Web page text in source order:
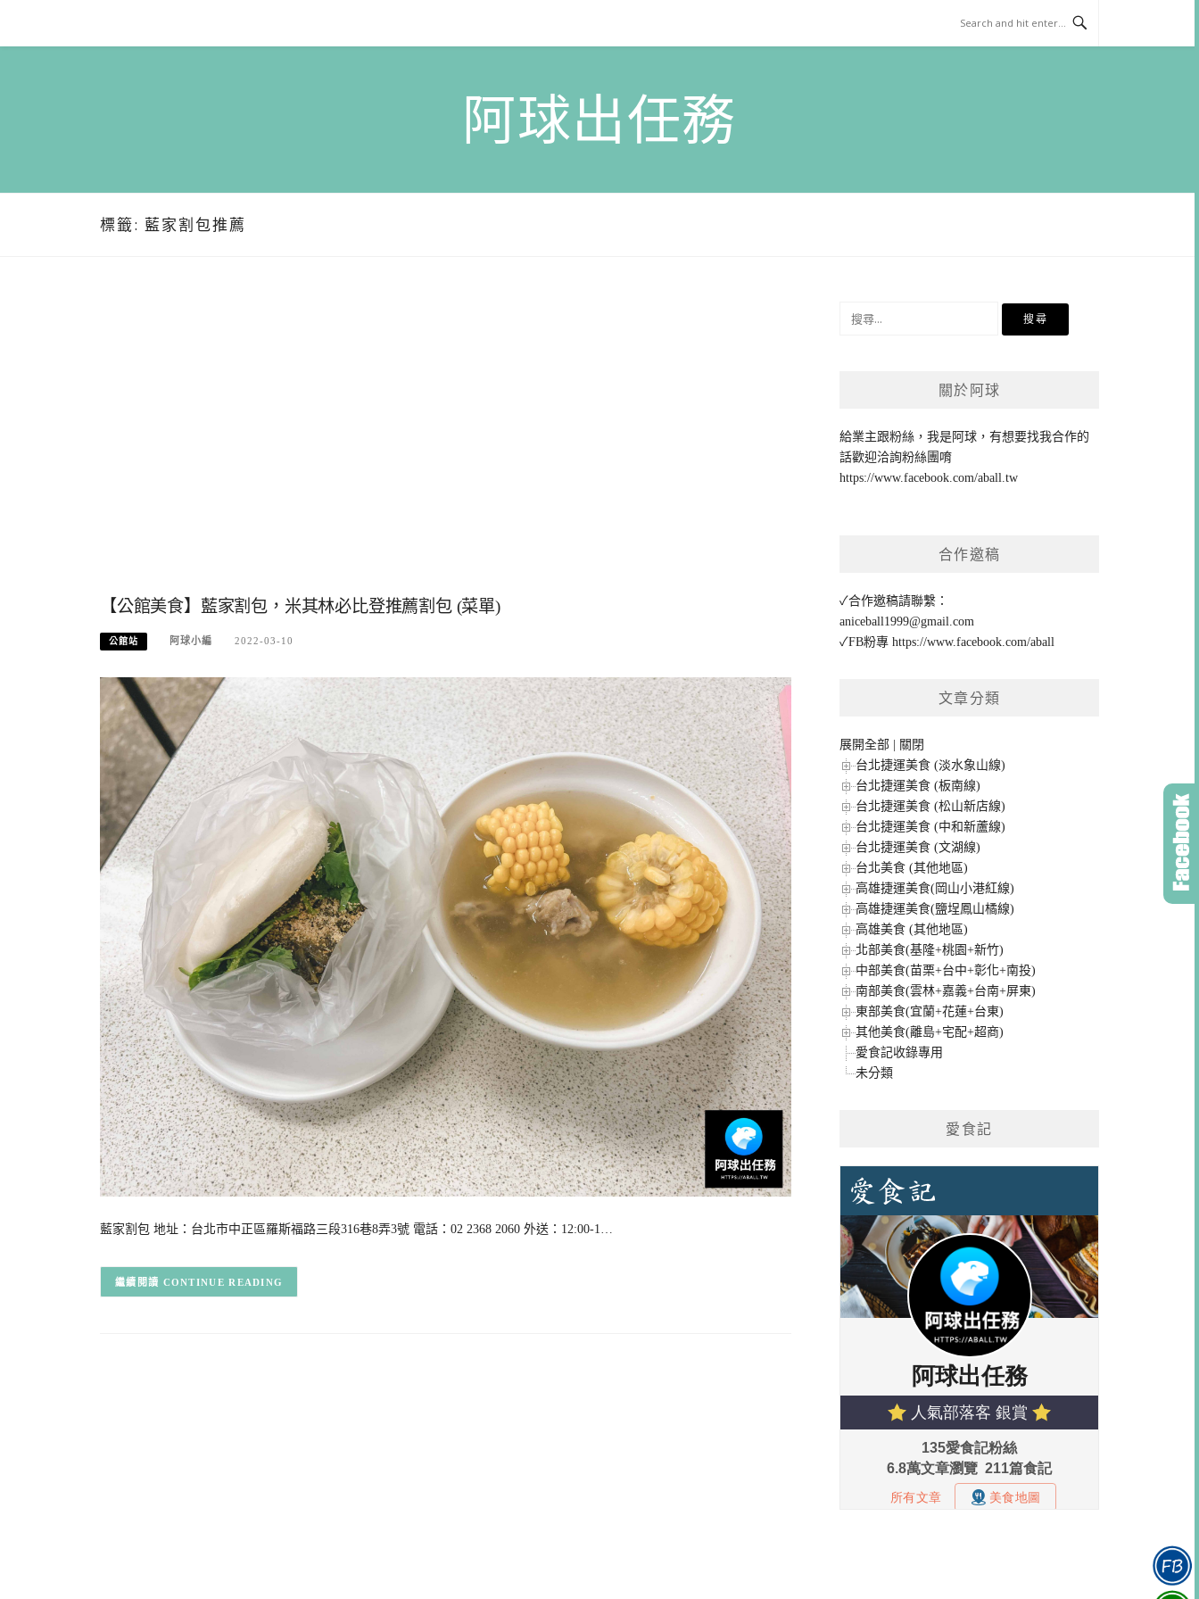
content
阿球出任務
標籤: 藍家割包推薦
【公館美食】藍家割包，米其林必比登推薦割包 (菜單)
公館站 阿球小編 2022-03-10
藍家割包 地址：台北市中正區羅斯福路三段316巷8弄3號 電話：02 2368 2060 外送：12:00-1…
CONTINUE READING
關於阿球
給業主跟粉絲，我是阿球，有想要找我合作的
話歡迎洽詢粉絲團唷
https://www.facebook.com/aball.tw
合作邀稿
✓合作邀稿請聯繫：
aniceball1999@gmail.com
✓FB粉專https://www.facebook.com/aball
文章分類
展開全部
關閉
台北捷運美食 (淡水象山線)
台北捷運美食 (板南線)
台北捷運美食 (松山新店線)
台北捷運美食 (中和新蘆線)
台北捷運美食 (文湖線)
台北美食 (其他地區)
高雄捷運美食(岡山小港紅線)
高雄捷運美食(鹽埕鳳山橘線)
高雄美食 (其他地區)
北部美食(基隆+桃園+新竹)
中部美食(苗栗+台中+彰化+南投)
南部美食(雲林+嘉義+台南+屏東)
東部美食(宜蘭+花蓮+台東)
其他美食(離島+宅配+超商)
愛食記收錄專用
未分類
愛食記